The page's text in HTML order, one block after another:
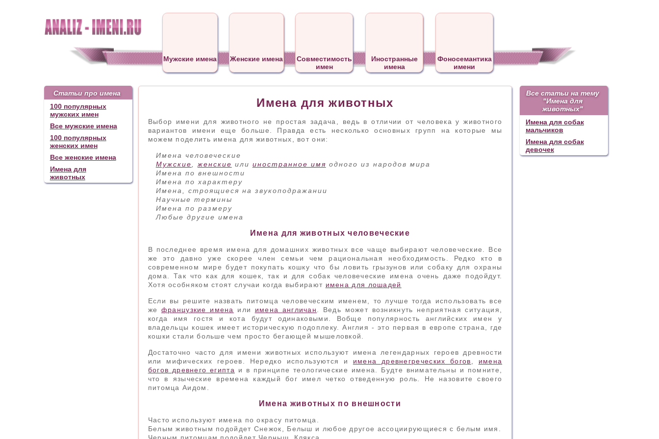
Мужские имена Женские имена
Совместимость
имен
Иностранные
имена
Фоносемантика
имени
Имена для животных
Выбор имени для животного не простая задача, ведь в отличии от человека у животного
вариантов имени еще больше. Правда есть несколько основных групп на которые мы
можем поделить имена для животных, вот они:
Имена человеческие
Мужские
женские или иностранное имя одного из народов мира
Имена по внешности
Имена по характеру
Имена, строящиеся на звукоподражании
Научные термины
Имена по размеру
Любые другие имена
Имена для животных человеческие
В последнее время имена для домашних животных все чаще выбирают человеческие. Все
же это давно уже скорее член семьи чем рациональная необходимость. Редко кто в
современном мире будет покупать кошку что бы ловить грызунов или собаку для охраны
дома. Так что как для кошек, так и для собак человеческие имена очень даже подойдут.
Хотя особняком стоят случаи когда выбирают имена для лошадей
Если вы решите назвать питомца человеческим именем, то лучше тогда использовать все
же французкие имена или имена англичан
. Ведь может возникнуть неприятная ситуация,
когда имя гостя и кота будут одинаковыми. Вобще популярность английских имен у
владельцы кошек имеет историческую подоплеку. Англия - это первая в европе страна, где
кошки стали больше чем просто бегающей мышеловкой.
Достаточно часто для имени животных используют имена легендарных героев древности
или мифических героев. Нередко используются и имена древнегреческих богов
имена
богов древнего египта
и в принципе теологические имена. Будте внимательны и помните,
что в языческие времена каждый бог имел четко отведенную роль. Не назовите своего
питомца Аидом.
Имена животных по внешности
Часто используют имена по окрасу питомца.
Белым животным подойдет Снежок, Белыш и любое другое ассоциирующиеся с белым имя.
Cтатьи про имена
100 популярных
мужских имен
Все мужские имена
100 популярных
женских имен
Все женские имена
Имена для
животных
Все статьи на тему
"Имена для
животных"
Имена для собак
мальчиков
Имена для собак
девочек